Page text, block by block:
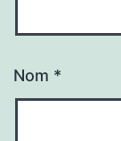
Nom *